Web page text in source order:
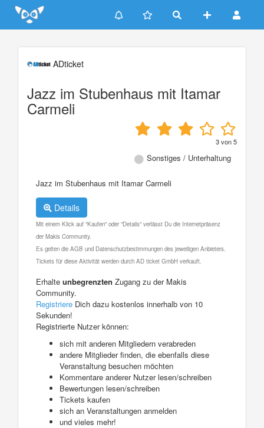
Update cookies preferences
ADticket
Jazz im Stubenhaus mit Itamar
Carmeli
3von5
Sonstiges / Unterhaltung
Jazz im Stubenhaus mit Itamar Carmeli
Details
Mit einem Klick auf "Kaufen" oder "Details" verlässt Du die Internetpräsenz
der Makis Community.
Es gelten die AGB und Datenschutzbestimmungen des jeweiligen Anbieters.
Tickets für diese Aktivität werden durch AD ticket GmbH verkauft.
Erhalte unbegrenzten Zugang zu der Makis
Community.
Registriere Dich dazu kostenlos innerhalb von 10
Sekunden!
Registrierte Nutzer können:
sich mit anderen Mitgliedern verabreden
andere Mitglieder finden, die ebenfalls diese
Veranstaltung besuchen möchten
Kommentare anderer Nutzer lesen/schreiben
Bewertungen lesen/schreiben
Tickets kaufen
sich an Veranstaltungen anmelden
und vieles mehr!